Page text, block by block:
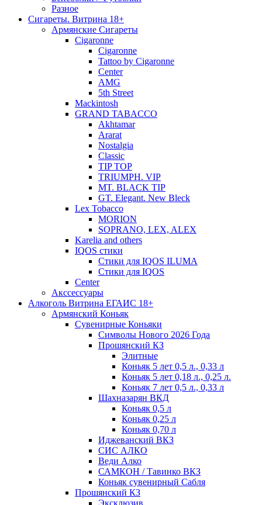
Разное
Сигареты. Витрина 18+
Армянские Сигареты
Cigaronne
Cigaronne
Tattoo by Cigaronne
Center
AMG
5th Street
Mackintosh
GRAND TABACCO
Akhtamar
Ararat
Nostalgia
Classic
TIP TOP
TRIUMPH. VIP
MT. BLACK TIP
GT. Elegant. New Bleck
Lex Tobacco
MORION
SOPRANO, LEX, ALEX
Karelia and others
IQOS стики
Стики для IQOS ILUMA
Стики для IQOS
Сenter
Акссессуары
Алкоголь Витрина ЕГАИС 18+
Армянский Коньяк
Сувенирные Коньяки
Символы Нового 2026 Года
Прошянский КЗ
Элитные
Коньяк 5 лет 0,5 л., 0,33 л
Коньяк 5 лет 0,18 л., 0,25 л.
Коньяк 7 лет 0,5 л., 0,33 л
Шахназарян ВКД
Коньяк 0,5 л
Коньяк 0,25 л
Коньяк 0,70 л
Иджеванский ВКЗ
СИС АЛКО
Веди Алко
САМКОН / Тавинко ВКЗ
Коньяк сувенирный Сабля
Прошянский КЗ
Эксклюзив